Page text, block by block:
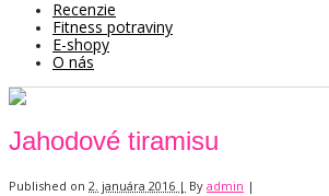
Recenzie
Fitness potraviny
E-shopy
O nás
Jahodové tiramisu
Published on 2. januára 2016 | By admin |